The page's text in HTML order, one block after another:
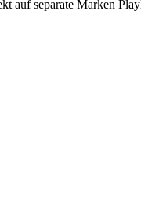
auf separate Marken